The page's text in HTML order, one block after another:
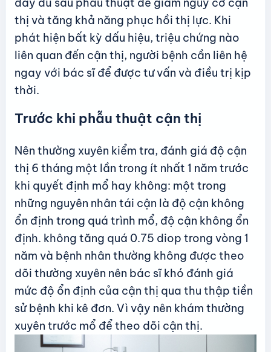
thị và tăng khả năng phục hồi thị lực. Khi
phát hiện bất kỳ dấu hiệu, triệu chứng nào
liên quan đến cận thị, người bệnh cần liên hệ
ngay với bác sĩ để được tư vấn và điều trị kịp
thời.
Trước khi phẫu thuật cận thị
Nên thường xuyên kiểm tra, đánh giá độ cận
thị 6 tháng một lần trong ít nhất 1 năm trước
khi quyết định mổ hay không: một trong
những nguyên nhân tái cận là độ cận không
ổn định trong quá trình mổ, độ cận không ổn
định. không tăng quá 0.75 diop trong vòng 1
năm và bệnh nhân thường không được theo
dõi thường xuyên nên bác sĩ khó đánh giá
mức độ ổn định của cận thị qua thu thập tiền
sử bệnh khi kê đơn. Vì vậy nên khám thường
xuyên trước mổ để theo dõi cận thị.